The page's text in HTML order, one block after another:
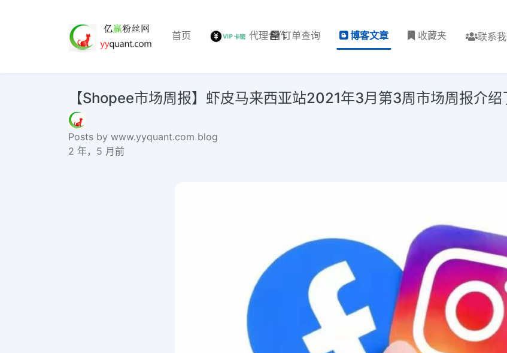
首页 代理合作订单查询 博客文章 收藏夹 联系
【Shopee市场周报】虾皮马来西亚站2021年3月第3周市场周报介
Posts by www.yyquant.com blog
2 年，5 月前